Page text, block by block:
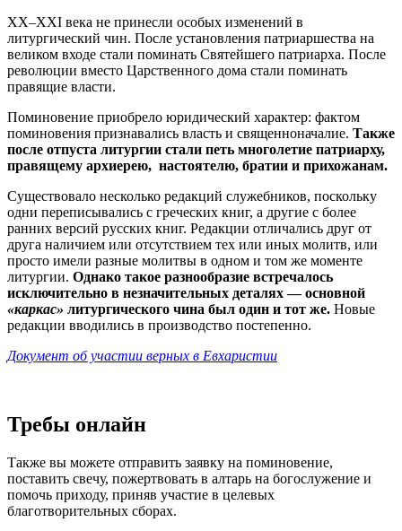
XX–XXI века не принесли особых изменений в
литургический чин. После установления патриаршества на
великом входе стали поминать Святейшего патриарха. После
революции вместо Царственного дома стали поминать
правящие власти.
Поминовение приобрело юридический характер: фактом
поминовения признавались власть и священноначалие. Также
после отпуста литургии стали петь многолетие патриарху,
правящему архиерею, настоятелю, братии и прихожанам.
Существовало несколько редакций служебников, поскольку
одни переписывались с греческих книг, а другие с более
ранних версий русских книг. Редакции отличались друг от
друга наличием или отсутствием тех или иных молитв, или
просто имели разные молитвы в одном и том же моменте
литургии. Однако такое разнообразие встречалось
исключительно в незначительных деталях — основной
«каркас» литургического чина был один и тот же. Новые
редакции вводились в производство постепенно.
Документ об участии верных в Евхаристии
Требы онлайн
Также вы можете отправить заявку на поминовение,
поставить свечу, пожертвовать в алтарь на богослужение и
помочь приходу, приняв участие в целевых
благотворительных сборах.